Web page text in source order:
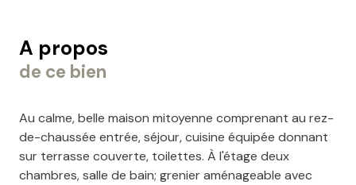
A propos
de ce bien
Au calme, belle maison mitoyenne comprenant au rez-
de-chaussée entrée, séjour, cuisine équipée donnant
sur terrasse couverte, toilettes. À l'étage deux
chambres, salle de bain; grenier aménageable avec